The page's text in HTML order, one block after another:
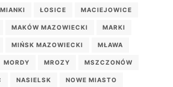
ŁOSICE MACIEJOWICE
MAKÓW MAZOWIECKI MARKI
MIŃSK MAZOWIECKI MŁAWA
MORDY MROZY MSZCZONÓW
NASIELSK NOWE MIASTO